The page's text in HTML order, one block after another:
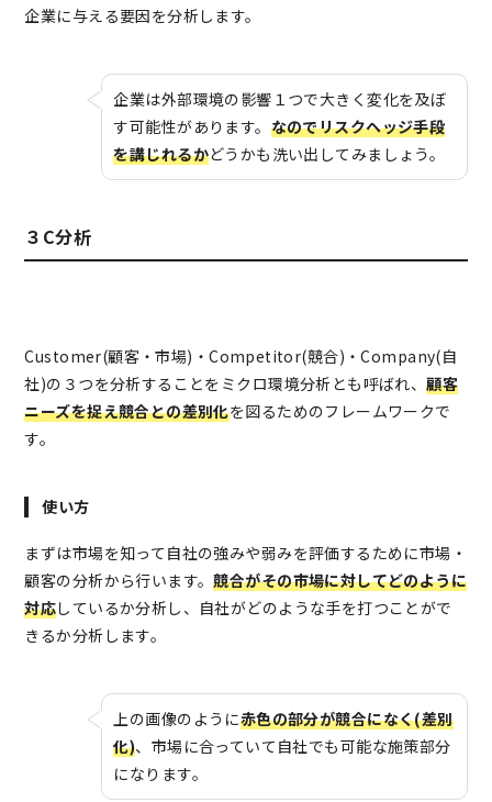
企業に与える要因を分析します。
企業は外部環境の影響１つで大きく変化を及ぼ
す可能性があります。 なのでリスクヘッジ手段
を講じれるかどうかも洗い出してみましょう。
３C分析
Customer(顧客・市場)・Competitor(競合)・Company(自
社)の３つを分析することをミクロ環境分析とも呼ばれ、顧客
ニーズを捉え競合との差別化を図るためのフレームワークで
す。
使い方
まずは市場を知って自社の強みや弱みを評価するために市場・
顧客の分析から行います。競合がその市場に対してどのように
対応しているか分析し、自社がどのような手を打つことがで
きるか分析します。
上の画像のように赤色の部分が競合になく(差別
化)、市場に合っていて自社でも可能な施策部分
になります。